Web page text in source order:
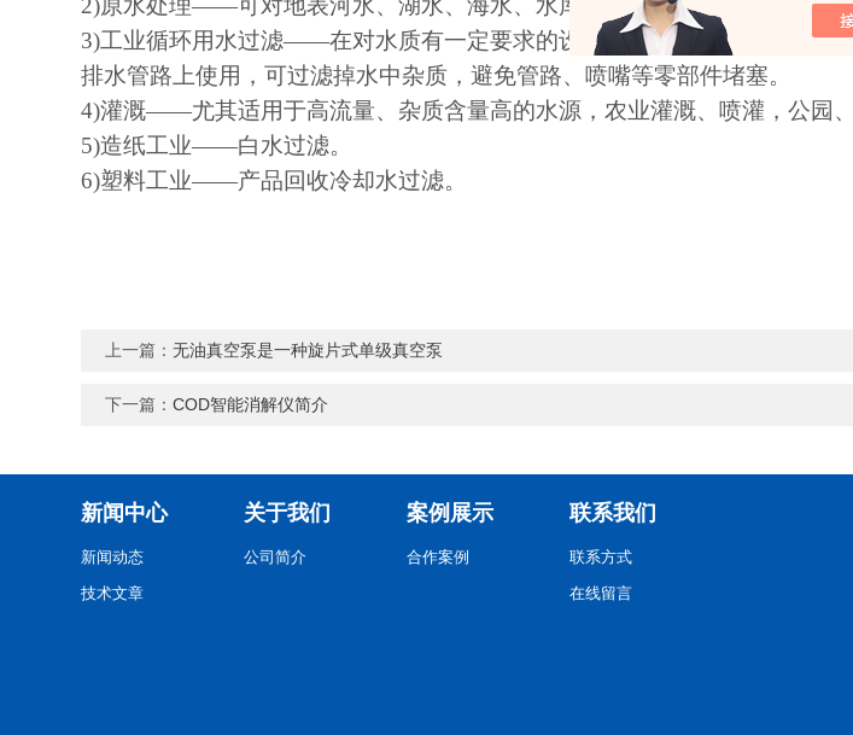
2)原水处理——可对地表河水、湖水、海水、水库水、井水及地下水进行过
3)工业循环用水过滤——在对水质有一定要求的设备如：冷却塔、轧机、连
排水管路上使用，可过滤掉水中杂质，避免管路、喷嘴等零部件堵塞。
4)灌溉——尤其适用于高流量、杂质含量高的水源，农业灌溉、喷灌，公园
5)造纸工业——白水过滤。
6)塑料工业——产品回收冷却水过滤。
上一篇：无油真空泵是一种旋片式单级真空泵
下一篇：COD智能消解仪简介
新闻中心
新闻动态
技术文章
关于我们
公司简介
案例展示
合作案例
联系我们
联系方式
在线留言